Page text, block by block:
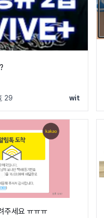
29 wit
주세요 ㅠㅠㅠ